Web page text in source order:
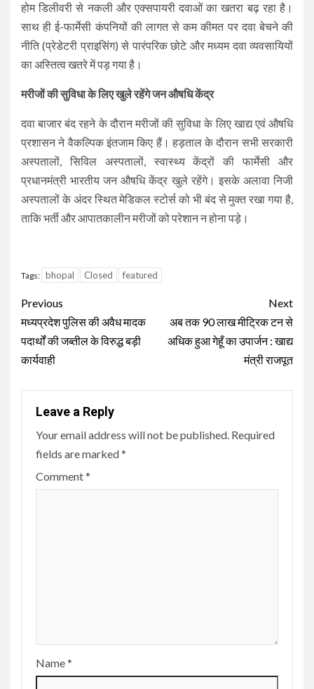
होम डिलीवरी से नकली और एक्सपायरी दवाओं का खतरा बढ़ रहा है।
साथ ही ई-फार्मेसी कंपनियों की लागत से कम कीमत पर दवा बेचने की
नीति (प्रेडेटरी प्राइसिंग) से पारंपरिक छोटे और मध्यम दवा व्यवसायियों
का अस्तित्व खतरे में पड़ गया है।
मरीजों की सुविधा के लिए खुले रहेंगे जन औषधि केंद्र
दवा बाजार बंद रहने के दौरान मरीजों की सुविधा के लिए खाद्य एवं औषधि
प्रशासन ने वैकल्पिक इंतजाम किए हैं। हड़ताल के दौरान सभी सरकारी
अस्पतालों, सिविल अस्पतालों, स्वास्थ्य केंद्रों की फार्मेसी और
प्रधानमंत्री भारतीय जन औषधि केंद्र खुले रहेंगे। इसके अलावा निजी
अस्पतालों के अंदर स्थित मेडिकल स्टोर्स को भी बंद से मुक्त रखा गया है,
ताकि भर्ती और आपातकालीन मरीजों को परेशान न होना पड़े।
Tags: bhopal Closed featured
Continue
Reading
Previous
मध्यप्रदेश पुलिस की अवैध मादक
पदार्थों की जब्तील के विरुद्ध बड़ी
कार्यवाही
Next
अब तक 90 लाख मीट्रिक टन से
अधिक हुआ गेहूँ का उपार्जन : खाद्य
मंत्री राजपूत
Leave a Reply
Your email address will not be published. Required
fields are marked*
Comment*
Name*